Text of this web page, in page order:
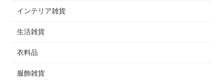
インテリア雑貨
生活雑貨
衣料品
服飾雑貨